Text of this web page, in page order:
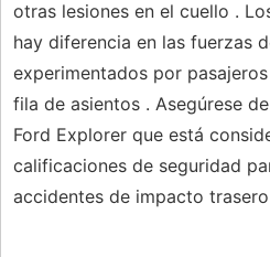
otras lesiones en el cuello .
hay diferencia en las fuerzas
experimentados por
fila de asientos . Asegúrese
Ford Explorer que está
calificaciones de seguridad
accidentes de impacto